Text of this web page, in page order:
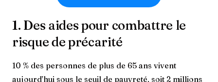
1. Des aides pour combattre le
risque de précarité
10 % des personnes de plus de 65 ans vivent
aujourd’hui sous le seuil de pauvreté, soit 2 millions